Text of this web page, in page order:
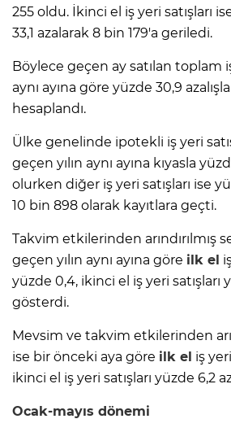
255 oldu. İkinci el iş yeri satışları
33,1 azalarak 8 bin 179'a geriledi.
Böylece geçen ay satılan toplam
aynı ayına göre yüzde 30,9
hesaplandı.
Ülke genelinde ipotekli iş yeri
geçen yılın aynı ayına kıyasla
olurken diğer iş yeri satışları ise
10 bin 898 olarak kayıtlara geçti.
Takvim etkilerinden arındırılmış
geçen yılın aynı ayına göre ilk el
yüzde 0,4, ikinci el iş yeri satışları
gösterdi.
Mevsim ve takvim etkilerinden
ise bir önceki aya göre ilk el iş
ikinci el iş yeri satışları yüzde 6,2
Ocak-mayıs dönemi